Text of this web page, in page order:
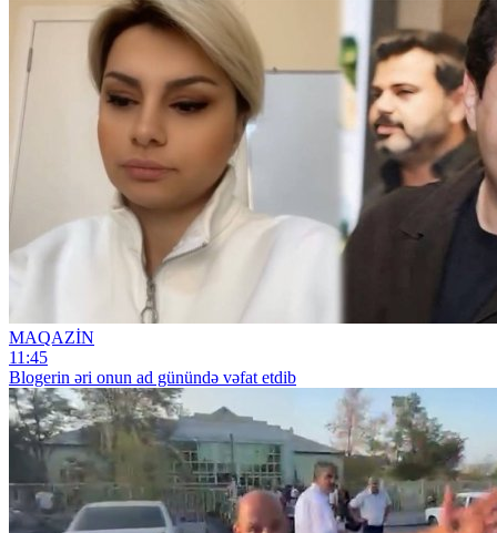
MAQAZİN
11:45
Blogerin əri onun ad günündə vəfat etdib